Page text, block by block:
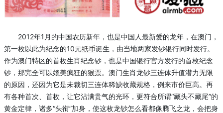
2012年1月的中国农历新年，也是中国人最新爱的龙年，在澳门，
第一枚以此为纪念的10元纸币诞生，由当地两家发钞银行同时发行。
作为澳门特区的首枚生肖纪念钞，也是中国银行官方发行的首枚纪念
钞，那完全可以媲美疯狂的猴票。澳门生肖龙钞三连体升值潜力无限
的原因，还因为它是未裁切三连体稀缺收藏规格，例来市价巨高。再
有各种首次、首枚，让它沾满贵气的光环，更符合所谓“藏头不藏尾”的
黄金定律，诸多“头衔”加身，使这枚龙钞怎么看都像腾飞之龙，会把身